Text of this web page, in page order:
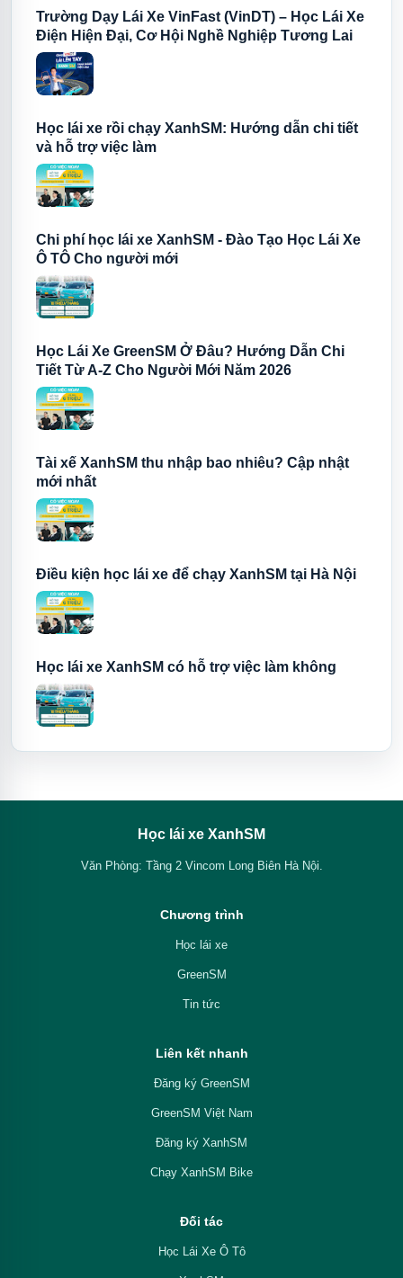
Trường Dạy Lái Xe VinFast (VinDT) – Học Lái Xe
Điện Hiện Đại, Cơ Hội Nghề Nghiệp Tương Lai
Học lái xe rồi chạy XanhSM: Hướng dẫn chi tiết
và hỗ trợ việc làm
Chi phí học lái xe XanhSM - Đào Tạo Học Lái Xe
Ô TÔ Cho người mới
Học Lái Xe GreenSM Ở Đâu? Hướng Dẫn Chi
Tiết Từ A-Z Cho Người Mới Năm 2026
Tài xế XanhSM thu nhập bao nhiêu? Cập nhật
mới nhất
Điều kiện học lái xe để chạy XanhSM tại Hà Nội
Học lái xe XanhSM có hỗ trợ việc làm không
Học lái xe XanhSM
Văn Phòng: Tầng 2 Vincom Long Biên Hà Nội.
Chương trình
Học lái xe
GreenSM
Tin tức
Liên kết nhanh
Đăng ký GreenSM
GreenSM Việt Nam
Đăng ký XanhSM
Chạy XanhSM Bike
Đối tác
Học Lái Xe Ô Tô